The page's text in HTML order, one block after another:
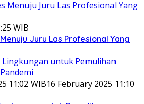
WIB
Juru Las Profesional Yang
11:02 WIB16 February 2025 11:10